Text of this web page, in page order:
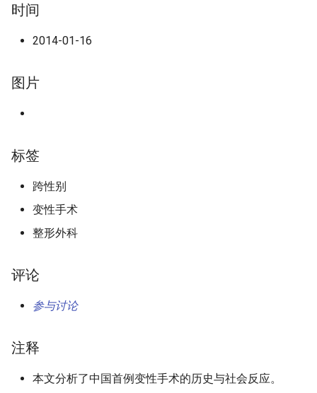
时间
2014-01-16
图片
标签
跨性别
变性手术
整形外科
评论
参与讨论
注释
本文分析了中国首例变性手术的历史与社会反应。